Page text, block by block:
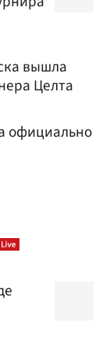
вышла
Целта
официально